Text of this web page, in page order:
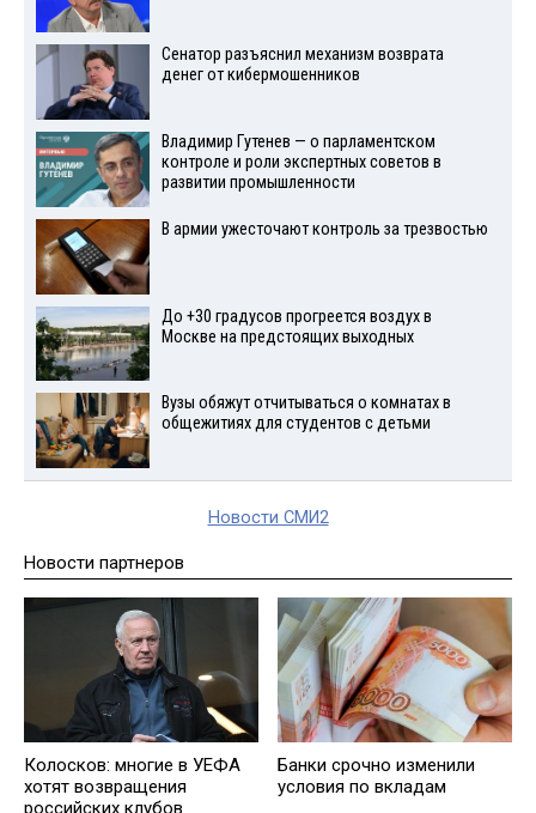
Сенатор разъяснил механизм возврата
денег от кибермошенников
Владимир Гутенев — о парламентском
контроле и роли экспертных советов в
развитии промышленности
В армии ужесточают контроль за трезвостью
До +30 градусов прогреется воздух в
Москве на предстоящих выходных
Вузы обяжут отчитываться о комнатах в
общежитиях для студентов с детьми
Новости СМИ2
Новости партнеров
Колосков: многие в УЕФА
хотят возвращения
российских клубов
Банки срочно изменили
условия по вкладам